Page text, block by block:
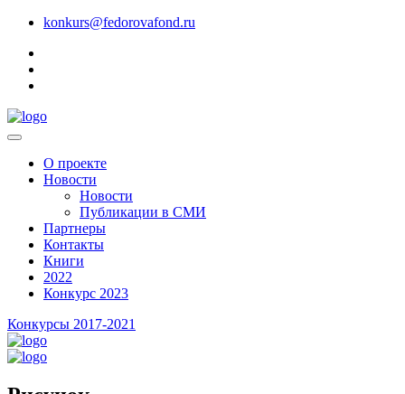
konkurs@fedorovafond.ru
О проекте
Новости
Новости
Публикации в СМИ
Партнеры
Контакты
Книги
2022
Конкурс 2023
Конкурсы 2017-2021